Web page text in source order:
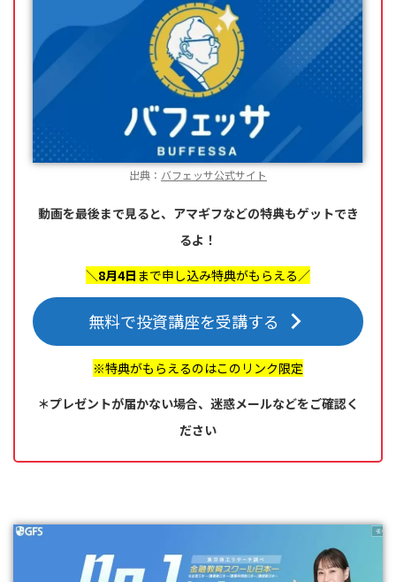
出典： バフェッサ公式サイト
動画を最後まで見ると、アマギフなどの特典もゲットでき
るよ！
＼8月4日 まで申し込み特典がもらえる／
無料で投資講座を受講する
※特典がもらえるのはこのリンク限定
＊プレゼントが届かない場合、迷惑メールなどをご確認く
ださい